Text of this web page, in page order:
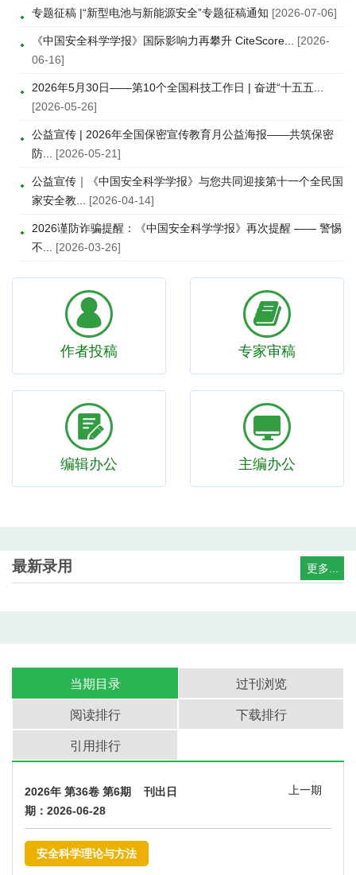
专题征稿 |“新型电池与新能源安全”专题征稿通知 [2026-07-06]
《中国安全科学学报》国际影响力再攀升 CiteScore... [2026-
06-16]
2026年5月30日——第10个全国科技工作日 | 奋进“十五五...
[2026-05-26]
公益宣传 | 2026年全国保密宣传教育月公益海报——共筑保密
防... [2026-05-21]
公益宣传｜《中国安全科学学报》与您共同迎接第十一个全民国
家安全教... [2026-04-14]
2026谨防诈骗提醒：《中国安全科学学报》再次提醒 —— 警惕
不... [2026-03-26]
作者投稿 专家审稿
编辑办公 主编办公
最新录用 更多...
当期目录 过刊浏览
阅读排行 下载排行
引用排行
2026年 第36卷 第6期 刊出日
期：2026-06-28
上一期
安全科学理论与方法